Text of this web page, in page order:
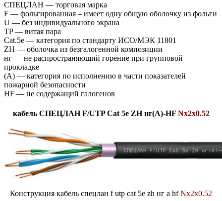
СПЕЦЛАН — торговая марка
F — фольгированная – имеет одну общую оболочку из фольги
U — без индивидуального экрана
TP — витая пара
Cat.5e — категория по стандарту ИСО/МЭК 11801
ZH — оболочка из безгалогенной композиции
нг — не распространяющий горение при групповой
прокладке
(А) — категория по исполнению в части показателей
пожарной безопасности
HF — не содержащий галогенов
кабель СПЕЦЛАН F/UTP Cat 5e ZH нг(А)-HF Nx2x0.52
Конструкция кабель спецлан f utp cat 5e zh нг а hfNx2x0.52